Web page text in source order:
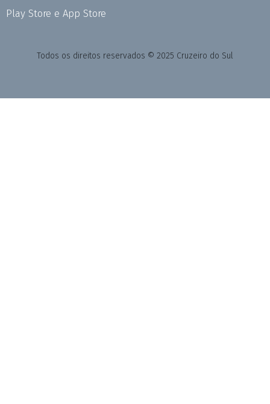
Play Store e App Store
Todos os direitos reservados © 2025 Cruzeiro do Sul